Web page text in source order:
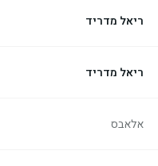
ריאל מדריד
ריאל מדריד
אלאבס